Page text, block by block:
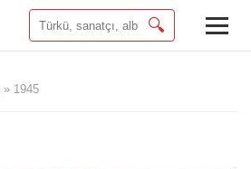
🔍
» 1945